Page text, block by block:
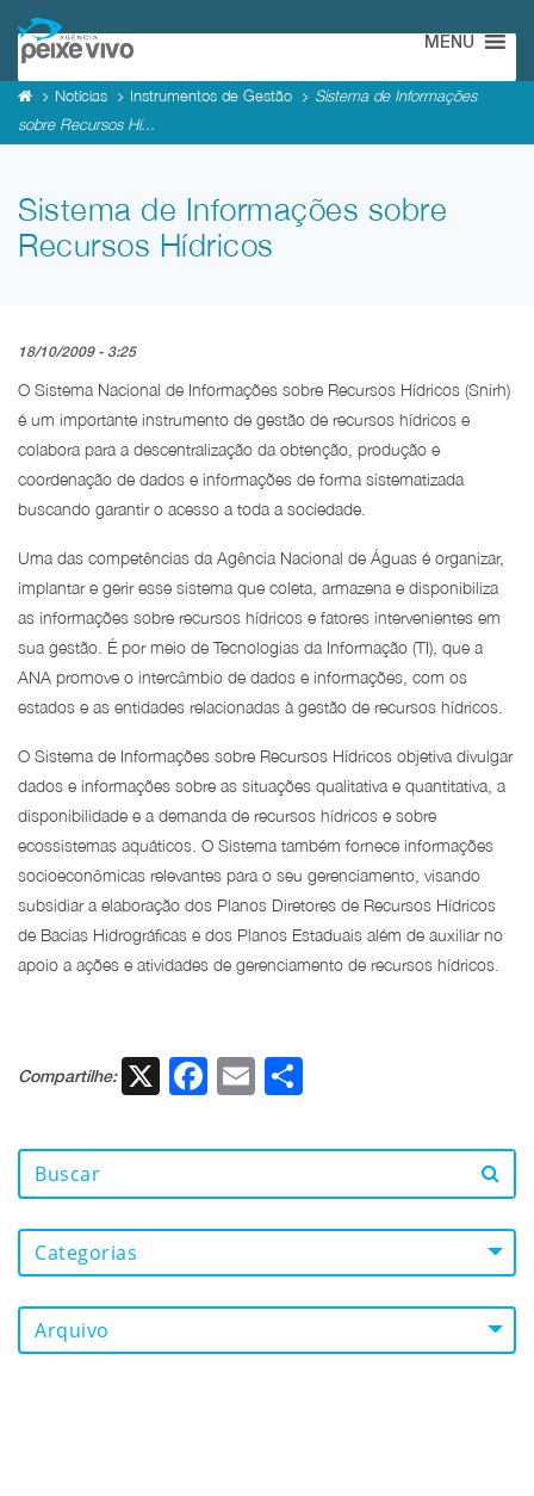
MENU
Notícias Instrumentos de Gestão
Sistema de Informações
sobre Recursos Hí...
Sistema de Informações sobre
Recursos Hídricos
18/10/2009 - 3:25
O Sistema Nacional de Informações sobre Recursos Hídricos (Snirh)
é um importante instrumento de gestão de recursos hídricos e
colabora para a descentralização da obtenção, produção e
coordenação de dados e informações de forma sistematizada
buscando garantir o acesso a toda a sociedade.
Uma das competências da Agência Nacional de Águas é organizar,
implantar e gerir esse sistema que coleta, armazena e disponibiliza
as informações sobre recursos hídricos e fatores intervenientes em
sua gestão. É por meio de Tecnologias da Informação (TI), que a
ANA promove o intercâmbio de dados e informações, com os
estados e as entidades relacionadas à gestão de recursos hídricos.
O Sistema de Informações sobre Recursos Hídricos objetiva divulgar
dados e informações sobre as situações qualitativa e quantitativa, a
disponibilidade e a demanda de recursos hídricos e sobre
ecossistemas aquáticos. O Sistema também fornece informações
socioeconômicas relevantes para o seu gerenciamento, visando
subsidiar a elaboração dos Planos Diretores de Recursos Hídricos
de Bacias Hidrográficas e dos Planos Estaduais além de auxiliar no
apoio a ações e atividades de gerenciamento de recursos hídricos.
Compartilhe: X Facebook
Email
Categorias
Arquivo